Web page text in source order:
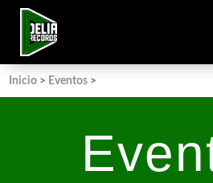
Inicio > Eventos >